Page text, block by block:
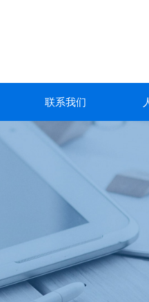
联系我们